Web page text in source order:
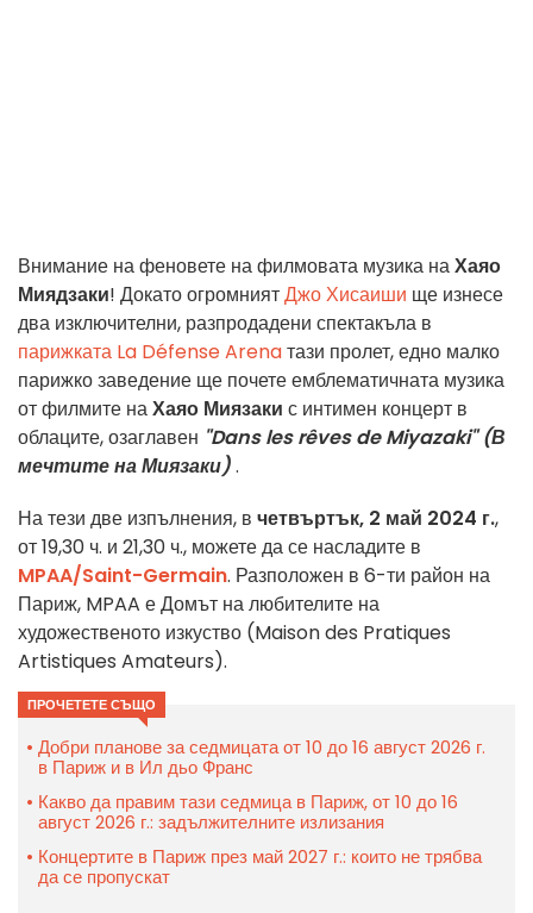
Внимание на феновете на филмовата музика наХаяо
Миядзаки! Докато огромниятДжо Хисаиши ще изнесе
два изключителни, разпродадени спектакъла в
парижката La Défense Arenaтази пролет, едно малко
парижко заведение ще почете емблематичната музика
от филмите наХаяо Миязаки с интимен концерт в
облаците, озаглавен "Dans les rêves de Miyazaki" (В
мечтите на Миязаки).
На тези две изпълнения, в четвъртък, 2 май 2024 г.,
от 19,30 ч. и 21,30 ч., можете да се насладите в
MPAA/Saint-Germain. Разположен в 6-ти район на
Париж, MPAA е Домът на любителите на
художественото изкуство (Maison des Pratiques
Artistiques Amateurs).
ПРОЧЕТЕТЕ СЪЩО
Добри планове за седмицата от 10 до 16 август 2026 г.
в Париж и в Ил дьо Франс
Какво да правим тази седмица в Париж, от 10 до 16
август 2026 г.: задължителните излизания
Концертите в Париж през май 2027 г.: които не трябва
да се пропускат